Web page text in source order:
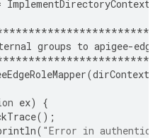
groups to apigee-edge
(dirContext
ex)
{
();
( "Error in